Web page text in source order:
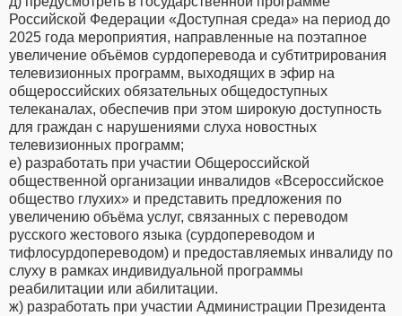
Российской Федерации «Доступная среда» на период до
2025 года мероприятия, направленные на поэтапное
увеличение объёмов сурдоперевода и субтитрирования
телевизионных программ, выходящих в эфир на
общероссийских обязательных общедоступных
телеканалах, обеспечив при этом широкую доступность
для граждан с нарушениями слуха новостных
телевизионных программ;
е) разработать при участии Общероссийской
общественной организации инвалидов «Всероссийское
общество глухих» и представить предложения по
увеличению объёма услуг, связанных с переводом
русского жестового языка (сурдопереводом и
тифлосурдопереводом) и предоставляемых инвалиду по
слуху в рамках индивидуальной программы
реабилитации или абилитации.
ж) разработать при участии Администрации Президента